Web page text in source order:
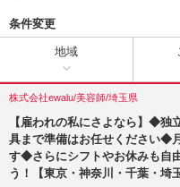
条件変更
地域
株式会社ewalu/美容師/埼玉県
【雇われの私にさよなら】◆
具まで準備はお任せください◆
す◆さらにシフトやお休みも自
う！【東京・神奈川・千葉・埼